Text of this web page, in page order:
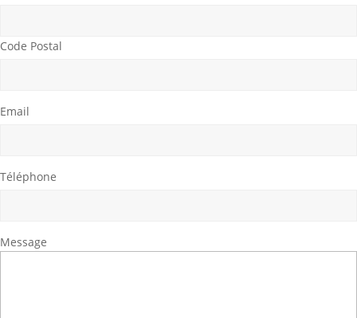
Code Postal
Email
Téléphone
Message